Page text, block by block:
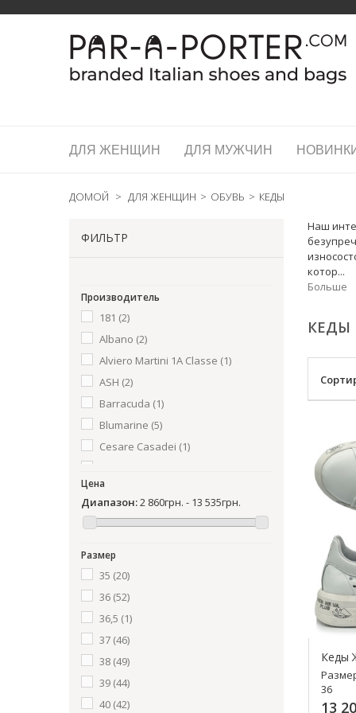
ДЛЯ ЖЕНЩИН ДЛЯ МУЖЧИН
ДОМОЙ > ДЛЯ ЖЕНЩИН > ОБУВЬ > КЕДЫ
ФИЛЬТР
Производитель
181 (2)
Albano (2)
Alviero Martini 1A Classe (1)
ASH (2)
Barracuda (1)
Blumarine (5)
Cesare Casadei (1)
Fabiani
Fifty-12(4)
Ghoud
Gianni Renzi
Gio+(6)
Giovanni Fabiani
Helena Soretti
Ilasio Renzoni
John Galliano
John Richmond
Цена
Диапазон:2 860грн. - 13 535грн.
Размер
35 (20)
36 (52)
36,5 (1)
37 (46)
38 (49)
39 (44)
40 (42)
Наш
котор...
Больше
КЕДЫ
Кеды
36
13